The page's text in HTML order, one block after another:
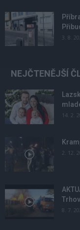
3. 8.
NEJČTENĚJŠÍ
14. 2.
2. 12.
8. 7.